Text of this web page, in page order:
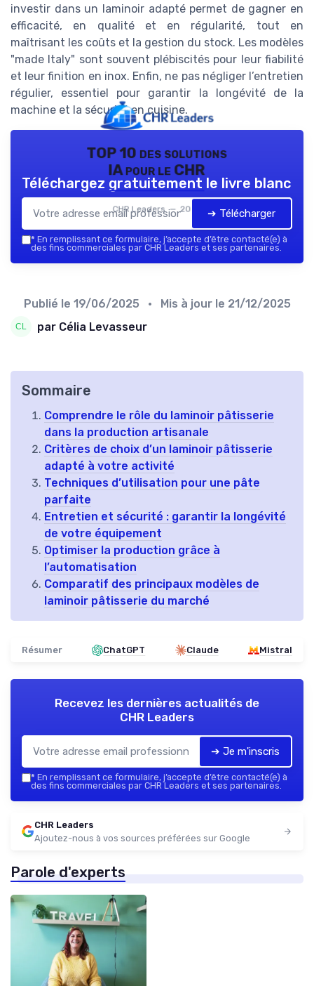
investir dans un laminoir adapté permet de gagner en
efficacité, en qualité et en régularité, tout en
maîtrisant les coûts et la gestion du stock. Les modèles
"made Italy" sont souvent plébiscités pour leur fiabilité
et leur finition en inox. Enfin, ne pas négliger l’entretien
régulier, essentiel pour garantir la longévité de la
machine et la sécurité en cuisine.
TOP 10 des solutions
IA pour le CHR
CHR Leaders — 2026
Téléchargez gratuitement le livre blanc
➔ Télécharger
* En remplissant ce formulaire, j’accepte d’être contacté(e) à
des fins commerciales par CHR Leaders et ses partenaires.
Publié le 19/06/2025 • Mis à jour le 21/12/2025
par Célia Levasseur
Sommaire
Comprendre le rôle du laminoir pâtisserie
dans la production artisanale
Critères de choix d’un laminoir pâtisserie
adapté à votre activité
Techniques d’utilisation pour une pâte
parfaite
Entretien et sécurité : garantir la longévité
de votre équipement
Optimiser la production grâce à
l’automatisation
Comparatif des principaux modèles de
laminoir pâtisserie du marché
Résumer ChatGPT Claude Mistral
Recevez les dernières actualités de
CHR Leaders
➔ Je m'inscris
* En remplissant ce formulaire, j’accepte d’être contacté(e) à
des fins commerciales par CHR Leaders et ses partenaires.
CHR Leaders
Ajoutez-nous à vos sources préférées sur Google
Parole d'experts